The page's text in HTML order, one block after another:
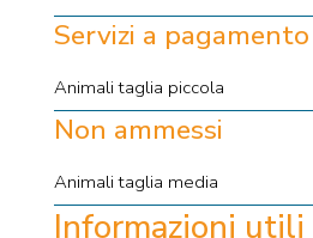
Servizi a pagamento
Animali taglia piccola
Non ammessi
Animali taglia media
Informazioni utili